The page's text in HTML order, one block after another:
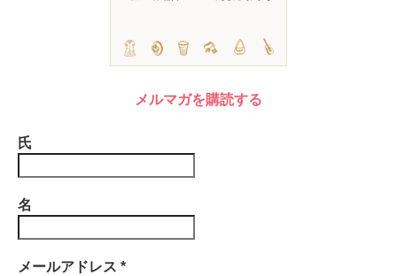
メルマガを購読する
氏
名
メールアドレス *